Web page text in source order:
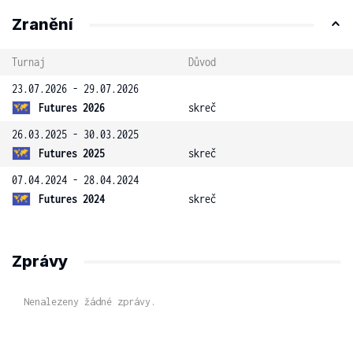
Zranění
Turnaj
Důvod
23.07.2026 - 29.07.2026
Futures 2026
skreč
26.03.2025 - 30.03.2025
Futures 2025
skreč
07.04.2024 - 28.04.2024
Futures 2024
skreč
Zprávy
Nenalezeny žádné zprávy.